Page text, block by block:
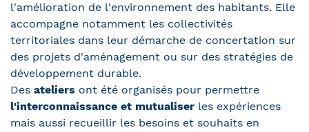
l'amélioration de l'environnement des habitants. Elle
accompagne notamment les collectivités
territoriales dans leur démarche de concertation sur
des projets d'aménagement ou sur des stratégies de
développement durable.
Des ateliers ont été organisés pour permettre
l'interconnaissance et mutualiser les expériences
mais aussi recueillir les besoins et souhaits en